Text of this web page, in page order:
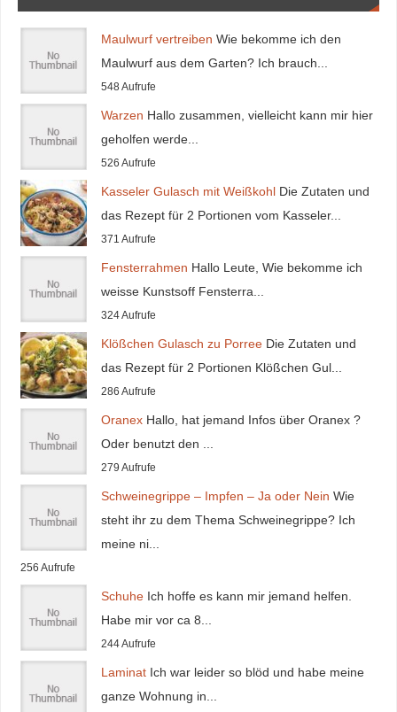
Maulwurf vertreiben Wie bekomme ich den
Maulwurf aus dem Garten? Ich brauch...
548 Aufrufe
Warzen Hallo zusammen, vielleicht kann mir hier
geholfen werde...
526 Aufrufe
Kasseler Gulasch mit Weißkohl Die Zutaten und
das Rezept für 2 Portionen vom Kasseler...
371 Aufrufe
Fensterrahmen Hallo Leute, Wie bekomme ich
weisse Kunstsoff Fensterra...
324 Aufrufe
Klößchen Gulasch zu Porree Die Zutaten und
das Rezept für 2 Portionen Klößchen Gul...
286 Aufrufe
Oranex Hallo, hat jemand Infos über Oranex ?
Oder benutzt den ...
279 Aufrufe
Schweinegrippe – Impfen – Ja oder Nein Wie
steht ihr zu dem Thema Schweinegrippe? Ich
meine ni...
256 Aufrufe
Schuhe Ich hoffe es kann mir jemand helfen.
Habe mir vor ca 8...
244 Aufrufe
Laminat Ich war leider so blöd und habe meine
ganze Wohnung in...